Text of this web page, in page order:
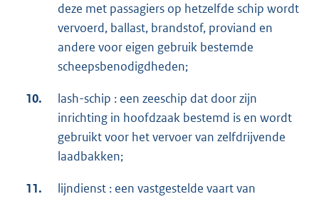
deze met passagiers op hetzelfde schip wordt
vervoerd, ballast, brandstof, proviand en
andere voor eigen gebruik bestemde
scheepsbenodigdheden;
10.
lash-schip : een zeeschip dat door zijn
inrichting in hoofdzaak bestemd is en wordt
gebruikt voor het vervoer van zelfdrijvende
laadbakken;
11.
lijndienst : een vastgestelde vaart van